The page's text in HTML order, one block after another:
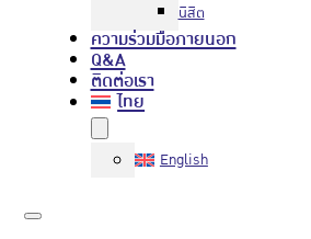
นิสิต
ความร่วมมือภายนอก
Q&A
ติดต่อเรา
ไทย
English